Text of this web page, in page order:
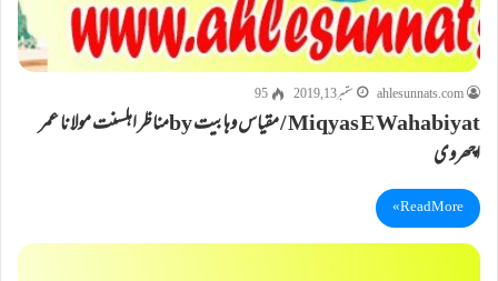
ahlesunnats.com ستمبر 13, 2019 95
Miqyas E Wahabiyat / مقیاس وہابیت byمناظر اہلسنت مولانا عمر
اچھروی
Read More »